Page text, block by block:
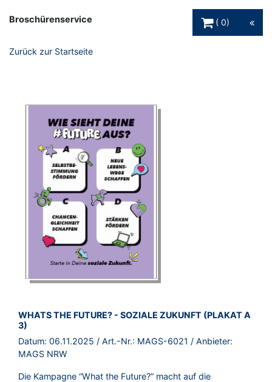
Broschürenservice
0
Zurück zur Startseite
BROSCHÜRE:
WHATS THE FUTURE? - SOZIALE ZUKUNFT (PLAKAT A
3)
Datum: 06.11.2025 / Art.-Nr.: MAGS-6021 / Anbieter:
MAGS NRW
Die Kampagne “What the Future?” macht auf die